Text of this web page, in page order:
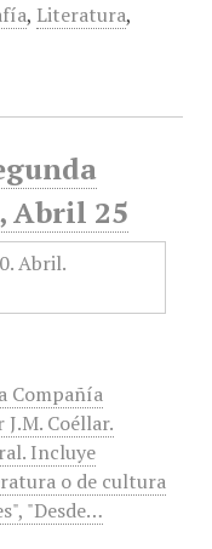
, Literatura,
Abril 25
Compañía
Coéllar.
Incluye
o de cultura
"Desde…